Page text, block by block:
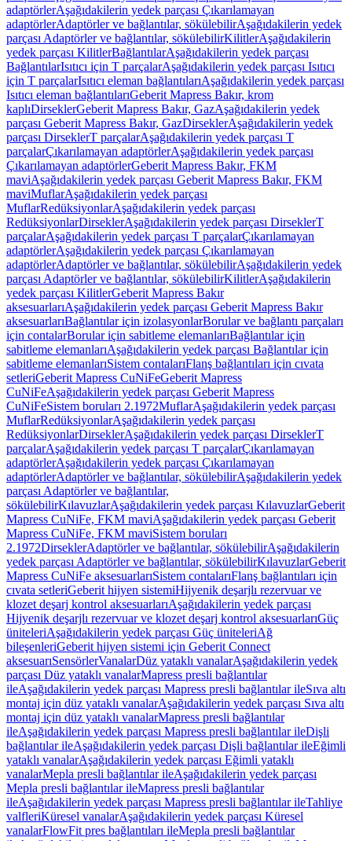
adaptörlerAşağıdakilerin yedek parçası Çıkarılamayan
adaptörlerAdaptörler ve bağlantılar, sökülebilirAşağıdakilerin yedek
parçası Adaptörler ve bağlantılar, sökülebilirKilitlerAşağıdakilerin
yedek parçası KilitlerBağlantılarAşağıdakilerin yedek parçası
BağlantılarIsıtıcı için T parçalarAşağıdakilerin yedek parçası Isıtıcı
için T parçalarIsıtıcı eleman bağlantılarıAşağıdakilerin yedek parçası
Isıtıcı eleman bağlantılarıGeberit Mapress Bakır, krom
kaplıDirseklerGeberit Mapress Bakır, GazAşağıdakilerin yedek
parçası Geberit Mapress Bakır, GazDirseklerAşağıdakilerin yedek
parçası DirseklerT parçalarAşağıdakilerin yedek parçası T
parçalarÇıkarılamayan adaptörlerAşağıdakilerin yedek parçası
Çıkarılamayan adaptörlerGeberit Mapress Bakır, FKM
maviAşağıdakilerin yedek parçası Geberit Mapress Bakır, FKM
maviMuflarAşağıdakilerin yedek parçası
MuflarRedüksiyonlarAşağıdakilerin yedek parçası
RedüksiyonlarDirseklerAşağıdakilerin yedek parçası DirseklerT
parçalarAşağıdakilerin yedek parçası T parçalarÇıkarılamayan
adaptörlerAşağıdakilerin yedek parçası Çıkarılamayan
adaptörlerAdaptörler ve bağlantılar, sökülebilirAşağıdakilerin yedek
parçası Adaptörler ve bağlantılar, sökülebilirKilitlerAşağıdakilerin
yedek parçası KilitlerGeberit Mapress Bakır
aksesuarlarıAşağıdakilerin yedek parçası Geberit Mapress Bakır
aksesuarlarıBağlantılar için izolasyonlarBorular ve bağlantı parçaları
için contalarBorular için sabitleme elemanlarıBağlantılar için
sabitleme elemanlarıAşağıdakilerin yedek parçası Bağlantılar için
sabitleme elemanlarıSistem contalarıFlanş bağlantıları için cıvata
setleriGeberit Mapress CuNiFeGeberit Mapress
CuNiFeAşağıdakilerin yedek parçası Geberit Mapress
CuNiFeSistem boruları 2.1972MuflarAşağıdakilerin yedek parçası
MuflarRedüksiyonlarAşağıdakilerin yedek parçası
RedüksiyonlarDirseklerAşağıdakilerin yedek parçası DirseklerT
parçalarAşağıdakilerin yedek parçası T parçalarÇıkarılamayan
adaptörlerAşağıdakilerin yedek parçası Çıkarılamayan
adaptörlerAdaptörler ve bağlantılar, sökülebilirAşağıdakilerin yedek
parçası Adaptörler ve bağlantılar,
sökülebilirKılavuzlarAşağıdakilerin yedek parçası KılavuzlarGeberit
Mapress CuNiFe, FKM maviAşağıdakilerin yedek parçası Geberit
Mapress CuNiFe, FKM maviSistem boruları
2.1972DirseklerAdaptörler ve bağlantılar, sökülebilirAşağıdakilerin
yedek parçası Adaptörler ve bağlantılar, sökülebilirKılavuzlarGeberit
Mapress CuNiFe aksesuarlarıSistem contalarıFlanş bağlantıları için
cıvata setleriGeberit hijyen sistemiHijyenik deşarjlı rezervuar ve
klozet deşarj kontrol aksesuarlarıAşağıdakilerin yedek parçası
Hijyenik deşarjlı rezervuar ve klozet deşarj kontrol aksesuarlarıGüç
üniteleriAşağıdakilerin yedek parçası Güç üniteleriAğ
bileşenleriGeberit hijyen sistemi için Geberit Connect
aksesuarıSensörlerVanalarDüz yataklı vanalarAşağıdakilerin yedek
parçası Düz yataklı vanalarMapress presli bağlantılar
ileAşağıdakilerin yedek parçası Mapress presli bağlantılar ileSıva altı
montaj için düz yataklı vanalarAşağıdakilerin yedek parçası Sıva altı
montaj için düz yataklı vanalarMapress presli bağlantılar
ileAşağıdakilerin yedek parçası Mapress presli bağlantılar ileDişli
bağlantılar ileAşağıdakilerin yedek parçası Dişli bağlantılar ileEğimli
yataklı vanalarAşağıdakilerin yedek parçası Eğimli yataklı
vanalarMepla presli bağlantılar ileAşağıdakilerin yedek parçası
Mepla presli bağlantılar ileMapress presli bağlantılar
ileAşağıdakilerin yedek parçası Mapress presli bağlantılar ileTahliye
valfleriKüresel vanalarAşağıdakilerin yedek parçası Küresel
vanalarFlowFit pres bağlantıları ileMepla presli bağlantılar